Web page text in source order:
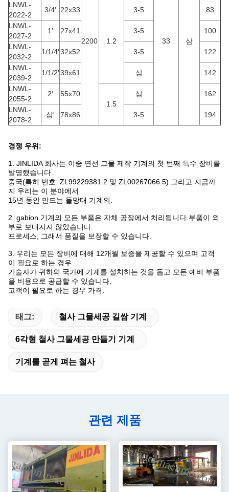
2200 33 삼
LNWL-
2022-2
3/4' 22x33
1.2
3-5
83
LNWL-
2027-2
1' 27x41 3-5
100
LNWL-
2032-2
1/1/4'32x52 3-5
122
LNWL-
2039-2
1/1/2'39x61 삼
142
LNWL-
2055-2
2'
55x70
1.5
삼
162
LNWL-
2078-2
삼' 78x86 3-5 194
경쟁 우위:
1. JINLIDA 회사는 이중 연선 그물 제작 기계의 첫 번째 특수 장비를
발명했습니다.
중국(특허 번호: ZL99229381.2 및 ZL00267066.5).그리고 지금까
지 우리는 이 분야에서
15년 동안 만드는 돌망태 기계의.
2. gabion 기계의 모든 부품은 자체 공장에서 처리됩니다.부품이 외
부로 보내지지 않았습니다.
프로세스, 그래서 품질을 보장할 수 있습니다.
3. 우리는 모든 장비에 대해 12개월 보증을 제공할 수 있으며 고객
이 필요로 하는 경우
기술자가 귀하의 국가에 기계를 설치하는 것을 돕고 모든 예비 부품
을 비용으로 공급할 수 있습니다.
고객이 필요로 하는 경우 가격.
태그: 철사 그물세공 길쌈 기계
6각형 철사 그물세공 만들기 기계
기계를 곧게 펴는 철사
관련 제품